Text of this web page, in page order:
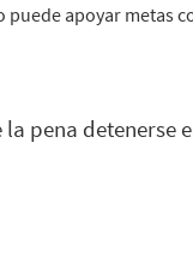
apoyar metas
pena